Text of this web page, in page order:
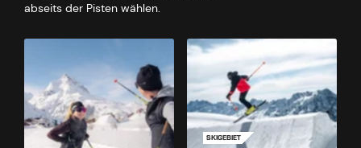
abseits der Pisten wählen.
SKIGEBIET